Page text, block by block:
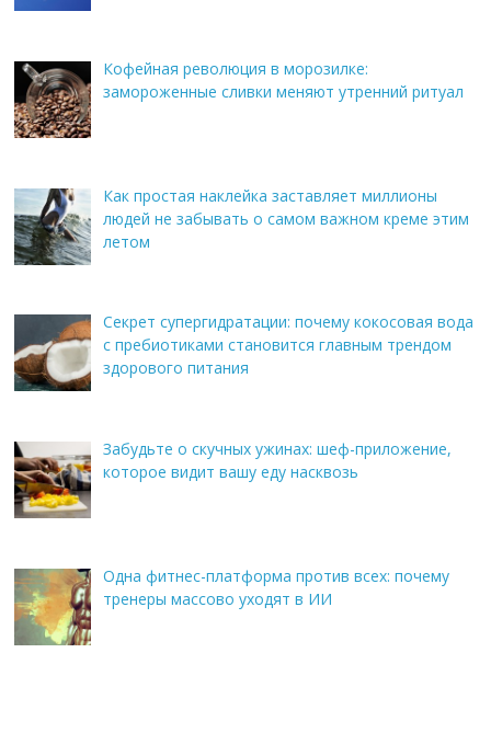
Кофейная революция в морозилке:
замороженные сливки меняют утренний ритуал
Как простая наклейка заставляет миллионы
людей не забывать о самом важном креме этим
летом
Секрет супергидратации: почему кокосовая вода
с пребиотиками становится главным трендом
здорового питания
Забудьте о скучных ужинах: шеф-приложение,
которое видит вашу еду насквозь
Одна фитнес-платформа против всех: почему
тренеры массово уходят в ИИ